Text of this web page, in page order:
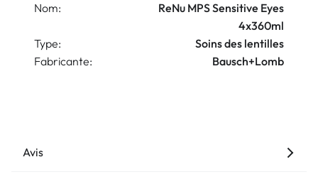
Nom:
ReNu MPS Sensitive Eyes
4x360ml
Type:
Soins des lentilles
Fabricante:
Bausch+Lomb
Avis